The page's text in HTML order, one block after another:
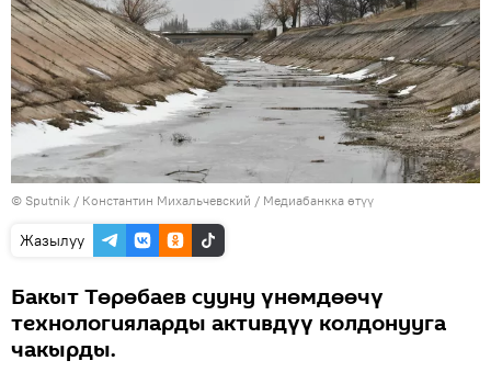
© Sputnik / Константин Михальчевский / Медиабанкка өтүү
Жазылуу
Бакыт Төрөбаев сууну үнөмдөөчү
технологияларды активдүү колдонууга
чакырды.